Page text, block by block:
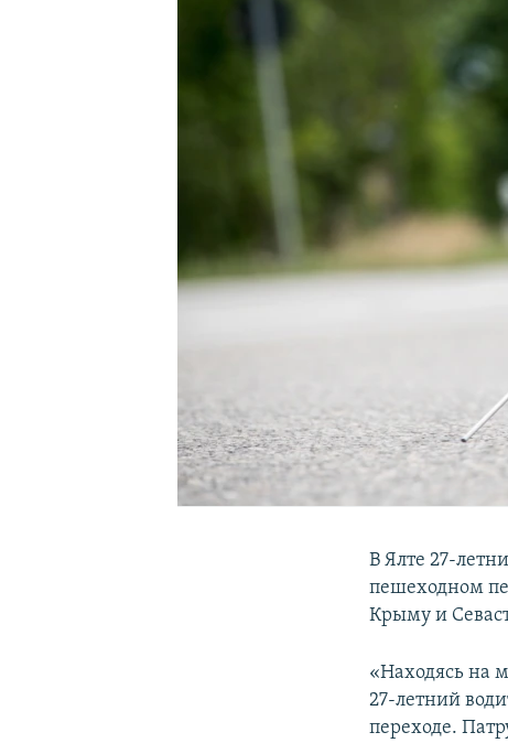
В Ялте 27-
пешеходном
Крыму и
«Находясь на
27-летний
переходе.